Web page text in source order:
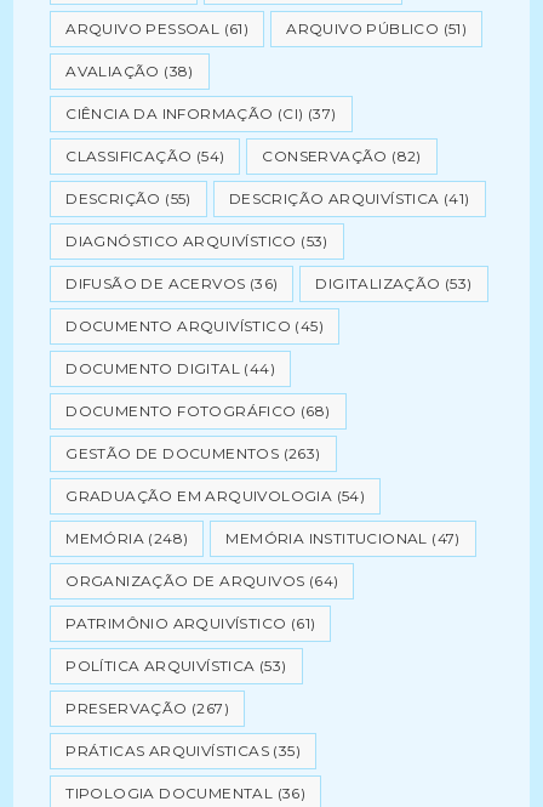
ARQUIVO PESSOAL (61) ARQUIVO PÚBLICO (51)
AVALIAÇÃO (38)
CIÊNCIA DA INFORMAÇÃO (CI) (37)
CLASSIFICAÇÃO (54) CONSERVAÇÃO (82)
DESCRIÇÃO (55) DESCRIÇÃO ARQUIVÍSTICA (41)
DIAGNÓSTICO ARQUIVÍSTICO (53)
DIFUSÃO DE ACERVOS (36) DIGITALIZAÇÃO (53)
DOCUMENTO ARQUIVÍSTICO (45)
DOCUMENTO DIGITAL (44)
DOCUMENTO FOTOGRÁFICO (68)
GESTÃO DE DOCUMENTOS (263)
GRADUAÇÃO EM ARQUIVOLOGIA (54)
MEMÓRIA (248) MEMÓRIA INSTITUCIONAL (47)
ORGANIZAÇÃO DE ARQUIVOS (64)
PATRIMÔNIO ARQUIVÍSTICO (61)
POLÍTICA ARQUIVÍSTICA (53)
PRESERVAÇÃO (267)
PRÁTICAS ARQUIVÍSTICAS (35)
TIPOLOGIA DOCUMENTAL (36)